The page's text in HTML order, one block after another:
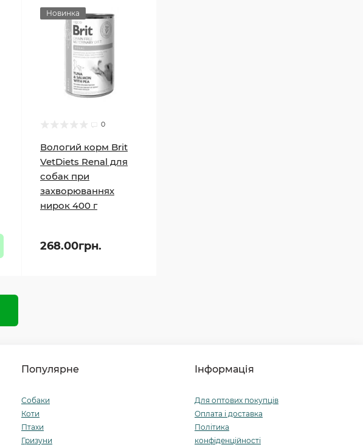
Новинка
0
Вологий корм Brit
VetDiets Renal для
собак при
захворюваннях
нирок 400 г
268.00грн.
Популярне
Собаки
Коти
Птахи
Гризуни
Інформація
Для оптових покупців
Оплата і доставка
Політика
конфіденційності